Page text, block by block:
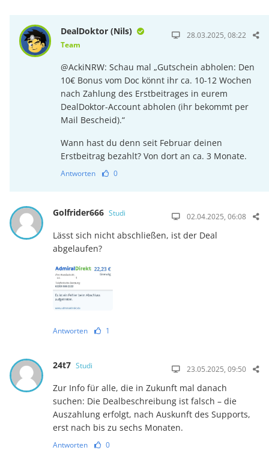
DealDoktor (Nils)
Team
28.03.2025, 08:22
@AckiNRW: Schau mal „Gutschein abholen: Den
10€ Bonus vom Doc könnt ihr ca. 10-12 Wochen
nach Zahlung des Erstbeitrages in eurem
DealDoktor-Account abholen (ihr bekommt per
Mail Bescheid).“
Wann hast du denn seit Februar deinen
Erstbeitrag bezahlt? Von dort an ca. 3 Monate.
Antworten 0
Golfrider666 Studi 02.04.2025, 06:08
Lässt sich nicht abschließen, ist der Deal
abgelaufen?
Antworten 1
24t7 Studi 23.05.2025, 09:50
Zur Info für alle, die in Zukunft mal danach
suchen: Die Dealbeschreibung ist falsch – die
Auszahlung erfolgt, nach Auskunft des Supports,
erst nach bis zu sechs Monaten.
Antworten 0